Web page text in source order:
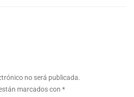
no será publicada.
marcados con *